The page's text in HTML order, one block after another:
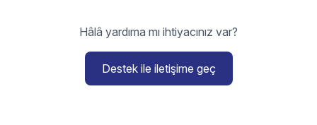
Hâlâ yardıma mı ihtiyacınız var?
Destek ile iletişime geç